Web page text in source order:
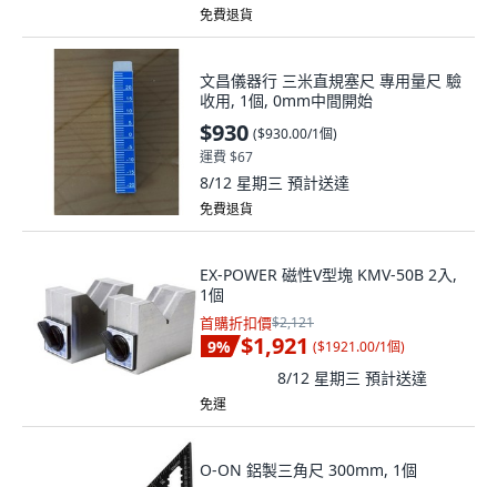
免費退貨
文昌儀器行 三米直規塞尺 專用量尺 驗
收用, 1個, 0mm中間開始
$930 ($930.00/1個)
運費 $67
8/12 星期三 預計送達
免費退貨
EX-POWER 磁性V型塊 KMV-50B 2入,
1個
首購折扣價$2,121
9% $1,921 ($1921.00/1個)
8/12 星期三 預計送達
免運
O-ON 鋁製三角尺 300mm, 1個